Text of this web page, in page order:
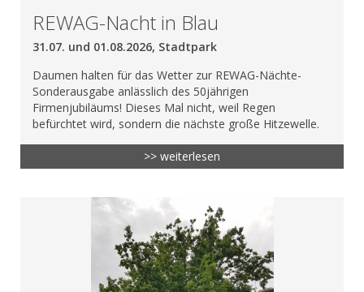
REWAG-Nacht in Blau
31.07. und 01.08.2026, Stadtpark
Daumen halten für das Wetter zur REWAG-Nächte-
Sonderausgabe anlässlich des 50jährigen
Firmenjubiläums! Dieses Mal nicht, weil Regen
befürchtet wird, sondern die nächste große Hitzewelle.
>> weiterlesen